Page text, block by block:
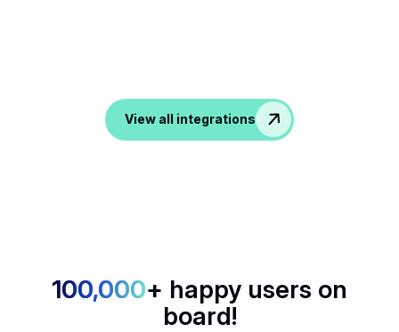
View all integrations
100,000+ happy users on
board!